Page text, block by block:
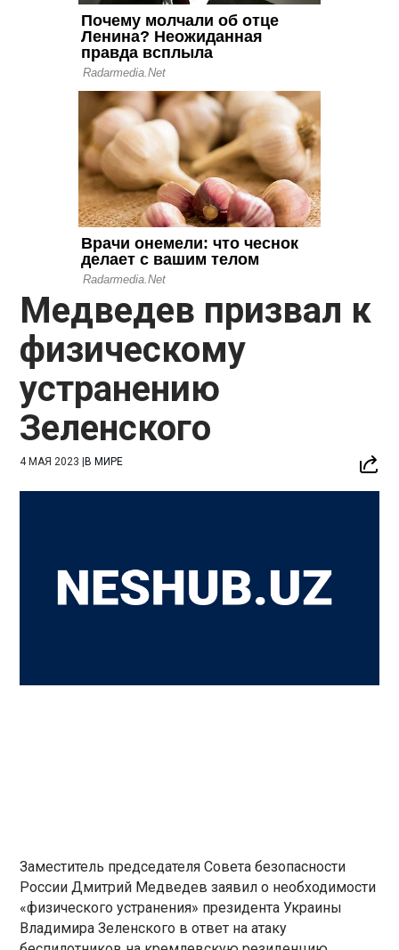
Медведев призвал к
физическому
устранению
Зеленского
4 МАЯ 2023 |В МИРЕ
Заместитель председателя Совета безопасности
России Дмитрий Медведев заявил о необходимости
«физического устранения» президента Украины
Владимира Зеленского в ответ на атаку